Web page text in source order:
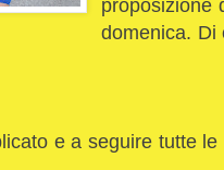
proposizione
domenica.
e a seguire tutte